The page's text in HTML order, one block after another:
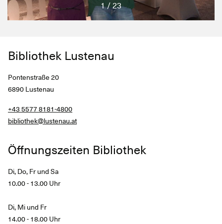
1 / 23
Bibliothek Lustenau
Pontenstraße 20
6890 Lustenau
+43 5577 8181-4800
bibliothek@lustenau.at
Öffnungszeiten Bibliothek
Di, Do, Fr und Sa
10.00 - 13.00 Uhr
Di, Mi und Fr
14.00 - 18.00 Uhr